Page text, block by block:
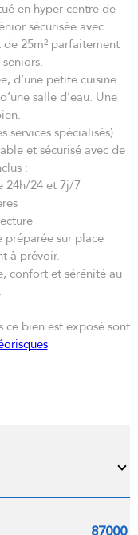
en hyper centre de
sécurisée avec
de 25m² parfaitement
d’une petite cuisine
salle d’eau. Une
services spécialisés).
et sécurisé avec de
:
24h/24 et 7j/7
préparée sur place
à prévoir.
confort et sérénité au
ce bien est exposé sont